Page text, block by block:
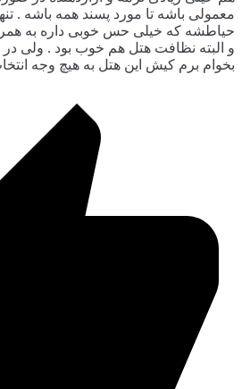
معمولی باشه تا مورد پسند همه باشه .
حیاطشه که خیلی حس خوبی داره به
و البته نظافت هتل هم خوب بود . ولی
بخوام برم کیش این هتل به هیچ وجه